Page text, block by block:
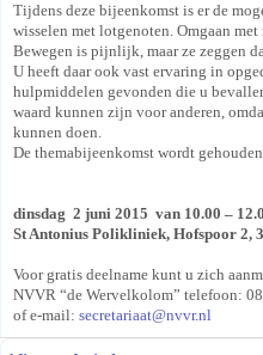
Tijdens deze bijeenkomst is er de
wisselen met lotgenoten. Omgaan
Bewegen is pijnlijk, maar ze zeggen
U heeft daar ook vast ervaring in
hulpmiddelen gevonden die u
waard kunnen zijn voor anderen,
kunnen doen.
De themabijeenkomst wordt
dinsdag 2 juni 2015 van 10.00 –
St Antonius Polikliniek, Hofspoor 2,
Voor gratis deelname kunt u zich
NVVR “de Wervelkolom” telefoon:
of e-mail: secretariaat@nvvr.nl